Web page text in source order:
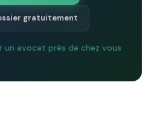
gratuitement
un avocat près de chez vous